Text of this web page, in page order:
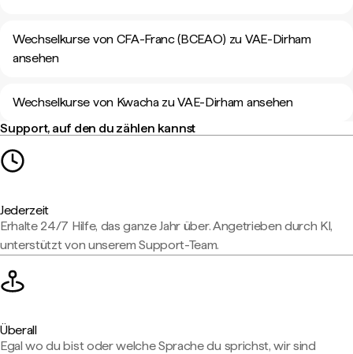
Wechselkurse von CFA-Franc (BCEAO) zu VAE-Dirham
ansehen
Wechselkurse von Kwacha zu VAE-Dirham ansehen
Support, auf den du zählen kannst
Jederzeit
Erhalte 24/7 Hilfe, das ganze Jahr über. Angetrieben durch KI,
unterstützt von unserem Support-Team.
Überall
Egal wo du bist oder welche Sprache du sprichst, wir sind